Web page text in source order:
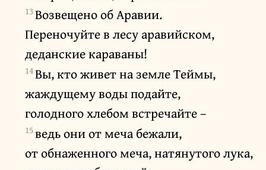
13Возвещено об Аравии.
Переночуйте в лесу аравийском,
деданские караваны!
14Вы, кто живет на земле Теймы,
жаждущему воды подайте,
голодного хлебом встречайте –
15ведь они от меча бежали,
от обнаженного меча, натянутого лука,